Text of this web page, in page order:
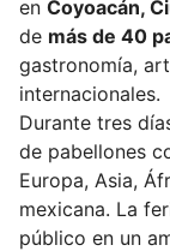
en Coyoacán,
de más de 40
gastronomía,
internacionales.
Durante tres
de pabellones
Europa, Asia,
mexicana. La
público en un